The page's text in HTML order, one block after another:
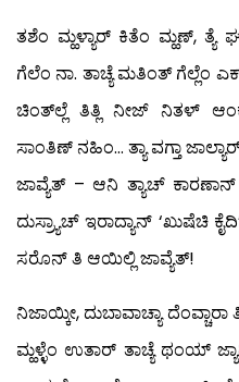
ತಶೆಂ ಮ್ಹಳ್ಯಾರ್ ಕಿತೆಂ ಮ್ಹಣ್,
ಗೆಲೆಂ ನಾ. ತಾಚ್ಯೆ ಮತಿಂತ್ ಗೆಲ್ಲೆಂ
ಚಿಂತ್‍ಲ್ಲೆ ತಿತ್ಲಿ ನೀಜ್ ನಿತಳ್
ಸಾಂತಿಣ್ ನಹಿಂ… ತ್ಯಾ ವಗ್ತಾ
ಜಾವ್ಯೆತ್ – ಆನಿ ತ್ಯಾಚ್
ದುಸ್ರ್ಯಾಚ್ ಇರಾದ್ಯಾನ್ ‘ಖುಷೆಚಿ
ಸರೊನ್ ತಿ ಆಯಿಲ್ಲಿ ಜಾವ್ಯೆತ್!
ನಿಜಾಯ್ಕೀ, ದುಬಾವಾಚ್ಯಾ
ಮ್ಹಳ್ಳೆಂ ಉತಾರ್ ತಾಚ್ಯೆ ಥಂಯ್